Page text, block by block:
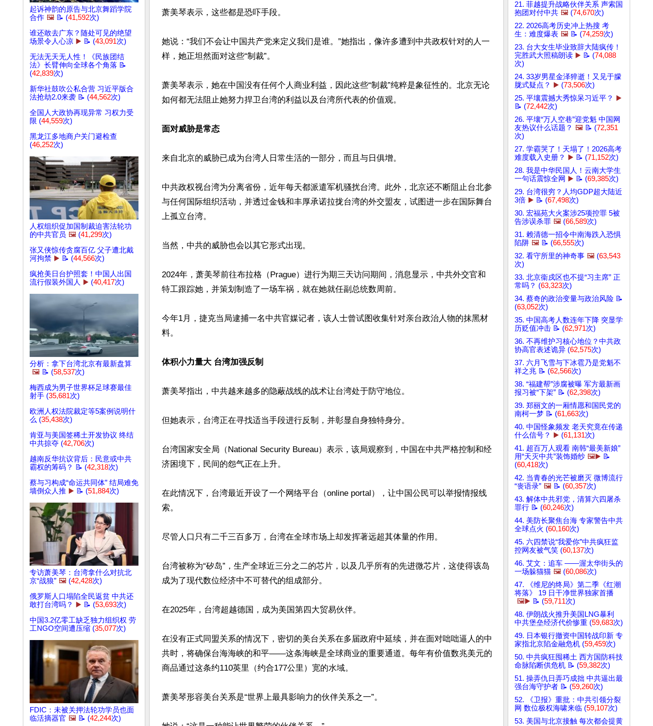
起诉神韵的原告与北京舞蹈学院
合作 🖼️ 📝 (41,592次)
谁还敢去广东？随处可见的绝望
场景令人心凉 ▶️ 📝 (43,091次)
无法无天无人性！《民族团结
法》长臂伸向全球各个角落 📝
(42,839次)
新华社鼓吹公私合营 习近平版合
法抢劫2.0来袭 📝 (44,562次)
全国人大政协再现异常 习权力受
限 (44,559次)
黑龙江多地商户关门避检查
(46,252次)
人权组织促加国制裁迫害法轮功
的中共官员 🖼️ (41,299次)
张又侠惊传贪腐百亿 父子遭北戴
河拘禁 ▶️ 📝 (44,566次)
疯抢美日台护照套！中国人出国
流行假装外国人 ▶️ (40,417次)
分析：拿下台湾北京有最新盘算
🖼️ 📝 (58,537次)
梅西成为男子世界杯足球赛最佳
射手 (35,681次)
欧洲人权法院裁定等5案例说明什
么 (35,438次)
肯亚与美国签稀土开发协议 终结
中共掠夺 (42,706次)
越南反华抗议背后：民意或中共
霸权的筹码？ 📝 (42,318次)
蔡与习构成“命运共同体” 结局难免
墙倒众人推 ▶️ 📝 (51,884次)
专访萧美琴：台湾拿什么对抗北
京“战狼” 🖼️ (42,428次)
俄罗斯人口塌陷全民返贫 中共还
敢打台湾吗？
▶️ 📝 (53,693次)
中国3.2亿零工缺乏独力组织权 劳
工NGO空间遭压缩 (35,077次)
FDIC：未被关押法轮功学员也面
临活摘器官 🖼️ 📝 (42,244次)
萧美琴表示，这些都是恐吓手段。
她说：“我们不会让中国共产党来定义我们是谁。”她指出，像许多遭到中共政权针对的人一
样，她正坦然面对这些“制裁”。
萧美琴表示，她在中国没有任何个人商业利益，因此这些“制裁”纯粹是象征性的。北京无论
如何都无法阻止她努力捍卫台湾的利益以及台湾所代表的价值观。
面对威胁是常态
来自北京的威胁已成为台湾人日常生活的一部分，而且与日俱增。
中共政权视台湾为分离省份，近年每天都派遣军机骚扰台湾。此外，北京还不断阻止台北参
与任何国际组织活动，并透过金钱和丰厚承诺拉拢台湾的外交盟友，试图进一步在国际舞台
上孤立台湾。
当然，中共的威胁也会以其它形式出现。
2024年，萧美琴前往布拉格（Prague）进行为期三天访问期间，消息显示，中共外交官和
特工跟踪她，并策划制造了一场车祸，就在她就任副总统数周前。
今年1月，捷克当局逮捕一名中共官媒记者，该人士曾试图收集针对亲台政治人物的抹黑材
料。
体积小力量大 台湾加强反制
萧美琴指出，中共越来越多的隐蔽战线的战术让台湾处于防守地位。
但她表示，台湾正在寻找适当手段进行反制，并彰显自身独特身分。
台湾国家安全局（National Security Bureau）表示，该局观察到，中国在中共严格控制和经
济困境下，民间的怨气正在上升。
在此情况下，台湾最近开设了一个网络平台（online portal），让中国公民可以举报情报线
索。
尽管人口只有二千三百多万，台湾在全球市场上却发挥著远超其体量的作用。
台湾被称为“矽岛”，生产全球近三分之二的芯片，以及几乎所有的先进微芯片，这使得该岛
成为了现代数位经济中不可替代的组成部分。
在2025年，台湾超越德国，成为美国第四大贸易伙伴。
在没有正式同盟关系的情况下，密切的美台关系在多届政府中延续，并在面对咄咄逼人的中
共时，将确保台海海峡的和平——这条海峡是全球商业的重要通道。每年有价值数兆美元的
商品通过这条约110英里（约合177公里）宽的水域。
萧美琴形容美台关系是“世界上最具影响力的伙伴关系之一”。
21. 菲越提升战略伙伴关系 声索国
抱团对付中共 🖼️ (74,670次)
22. 2026高考历史冲上热搜 考
生：难度爆表 🖼️ 📝 (74,259次)
23. 台大女生毕业致辞大陆疯传！
完胜武大照稿朗读 ▶️ 📝 (74,088
次)
24. 33岁男星金泽猝逝！又见于朦
胧式疑点？
▶️ (73,506次)
25. 平壤震撼大秀惊呆习近平？
▶️
📝 (72,442次)
26. 平壤“万人空巷”迎党魁 中国网
友热议什么话题？ 🖼️ 📝 (72,351
次)
27. 学霸哭了！天塌了！2026高考
难度载入史册？
▶️ 📝 (71,152次)
28. 我是中华民国人！云南大学生
一句话震惊全网 ▶️ 📝 (69,385次)
29. 台湾很穷？人均GDP超大陆近
3倍 ▶️ 📝 (67,498次)
30. 宏福苑大火案涉25项控罪 5被
告涉误杀罪 🖼️ (66,589次)
31. 赖清德一招令中南海跌入恐惧
陷阱 🖼️ 📝 (66,555次)
32. 看守所里的神奇事 🖼️ (63,543
次)
33. 北京衞戍区也不提“习主席” 正
常吗？ (63,323次)
34. 蔡奇的政治变量与政治风险 📝
(63,052次)
35. 中国高考人数连年下降 突显学
历贬值冲击 📝 (62,971次)
36. 不再维护习核心地位？中共政
协高官表述诡异 (62,575次)
37. 六月飞雪与下冰雹乃是党魁不
祥之兆 📝 (62,566次)
38. “福建帮”涉腐被曝 军方最新画
报习被“下架” 📝 (62,398次)
39. 郑丽文的一厢情愿和国民党的
南柯一梦 📝 (61,663次)
40. 中国怪象频发 老天究竟在传递
什么信号？
▶️ (61,131次)
41. 超百万人观看 南韩“最美新娘”
用“天灭中共”装饰婚纱 🖼️▶️ 📝
(60,418次)
42. 当青春的光芒被磨灭 微博流行
“丧语录” 🖼️ 📝 (60,357次)
43. 解体中共邪党，清算六四屠杀
罪行 📝 (60,246次)
44. 美防长聚焦台海 专家警告中共
全球点火 (60,160次)
45. 六四禁说“我爱你”中共疯狂监
控网友被气笑 (60,137次)
46. 艾文：追车 ——渥太华街头的
一场躲猫猫 🖼️ (60,086次)
47. 《维尼的终局》第二季《红潮
将落》 19 日干净世界独家首播
🖼️▶️ 📝 (59,711次)
48. 伊朗战火推升美国LNG暴利
中共堡垒经济代价惨重 (59,683次)
49. 日本银行撤资中国转战印新 专
家指北京陷金融危机 (59,459次)
50. 中共疯狂囤稀土 西方国防科技
命脉陷断供危机 📝 (59,382次)
51. 操弄仇日弄巧成拙 中共逼出最
强台海守护者 📝 (59,260次)
52. 《卫报》重批：中共引领分裂
网 数位极权海啸来临 (59,107次)
53. 美国与北京接触 每次都会提黄